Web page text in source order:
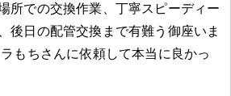
所での交換作業、丁寧スピーディー
後日の配管交換まで有難う御座いま
もちさんに依頼して本当に良かっ